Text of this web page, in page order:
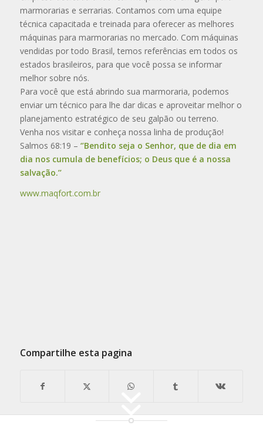
marmorarias e serrarias. Contamos com uma equipe
técnica capacitada e treinada para oferecer as melhores
máquinas para marmorarias no mercado. Com máquinas
vendidas por todo Brasil, temos referências em todos os
estados brasileiros, para que você possa se informar
melhor sobre nós.
Para você que está abrindo sua marmoraria, podemos
enviar um técnico para lhe dar dicas e aproveitar melhor o
planejamento estratégico de seu galpão ou terreno.
Venha nos visitar e conheça nossa linha de produção!
Salmos 68:19 – ‘’Bendito seja o Senhor, que de dia em
dia nos cumula de benefícios; o Deus que é a nossa
salvação.’’
www.maqfort.com.br
Compartilhe esta pagina